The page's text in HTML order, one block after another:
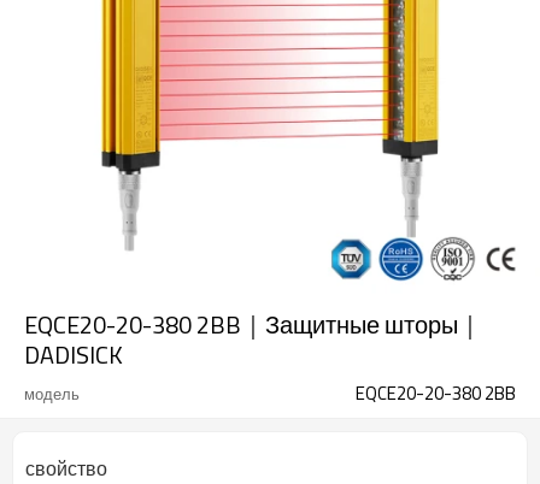
EQCE20-20-380 2BB｜Защитные шторы｜
DADISICK
модель EQCE20-20-380 2BB
свойство